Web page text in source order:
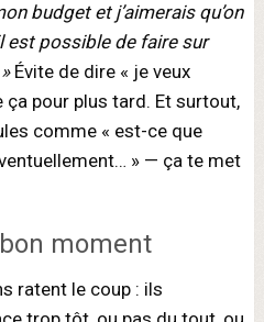
budget et j’aimerais qu’on
est possible de faire sur
Évite de dire « je veux
ça pour plus tard. Et surtout,
comme « est-ce que
» — ça te met
moment
ratent le coup : ils